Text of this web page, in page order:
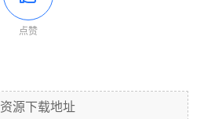
点赞
资源下载地址